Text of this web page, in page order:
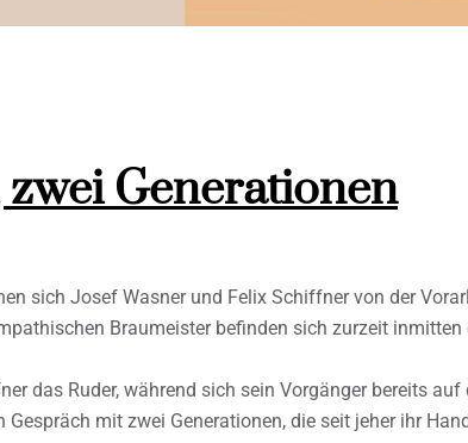
Generationen
sich Josef Wasner und Felix Schiffner von der
Braumeister befinden sich zurzeit inmitten
das Ruder, während sich sein Vorgänger bereits auf
mit zwei Generationen, die seit jeher ihr